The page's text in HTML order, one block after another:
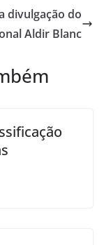
divulgação do
Aldir Blanc